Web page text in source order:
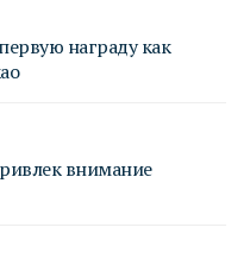
награду как
внимание